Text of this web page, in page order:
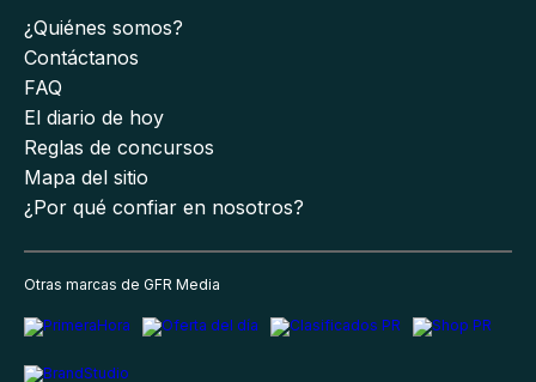
¿Quiénes somos?
Contáctanos
FAQ
El diario de hoy
Reglas de concursos
Mapa del sitio
¿Por qué confiar en nosotros?
Otras marcas de GFR Media